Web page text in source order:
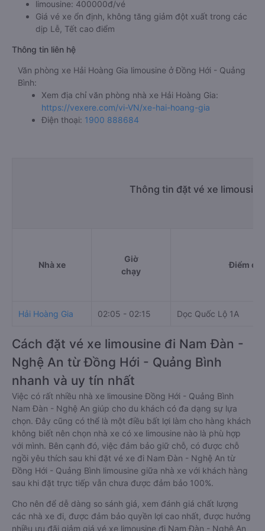
limousine: 400000đ/vé
Giá vé xe ổn định, không tăng giảm đột xuất trong các
dịp Lễ, Tết cao điểm
Thông tin liên hệ
Văn phòng xe Hải Hoàng Gia limousine ở Đồng Hới - Quảng
Bình:
Xem địa chỉ văn phòng nhà xe Hải Hoàng Gia:
https://vexere.com/vi-VN/xe-hai-hoang-gia
Điện thoại: 1900 888684
Thông tin đặt vé xe
Nhà xe
Giờ
chạy
Điểm đi
Hải Hoàng Gia 02:05 - 02:15 Dọc Quốc Lộ 1A
Cách đặt vé xe limousine đi Nam Đàn -
Nghệ An từ Đồng Hới - Quảng Bình
nhanh và uy tín nhất
Việc có rất nhiều nhà xe limousine Đồng Hới - Quảng Bình
Nam Đàn - Nghệ An giúp cho du khách có đa dạng sự lựa
chọn. Đây cũng có thể là một điều bất lợi làm cho hàng khách
không biết nên chọn nhà xe có xe limousine nào là phù hợp
với mình. Bên cạnh đó, việc đảm bảo giữ chỗ, có được chỗ
ngồi yêu thích sau khi đặt vé xe đi Nam Đàn - Nghệ An từ
Đồng Hới - Quảng Bình limousine giữa nhà xe với khách hàng
sau khi đặt trực tiếp vẫn chưa được đảm bảo 100%.
Cho nên để dễ dàng so sánh giá, xem đánh giá chất lượng
các nhà xe đi, được đảm bảo quyền lợi cao nhất, được hưởng
nhiều ưu đãi giảm giá vé xe limousine đi Nam Đàn - Nghệ An